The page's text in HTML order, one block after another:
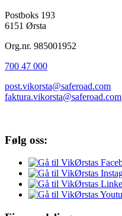
Postboks 193
6151 Ørsta
Org.nr. 985001952
700 47 000
post.vikorsta@saferoad.com
faktura.vikorsta@saferoad.com
Følg oss: